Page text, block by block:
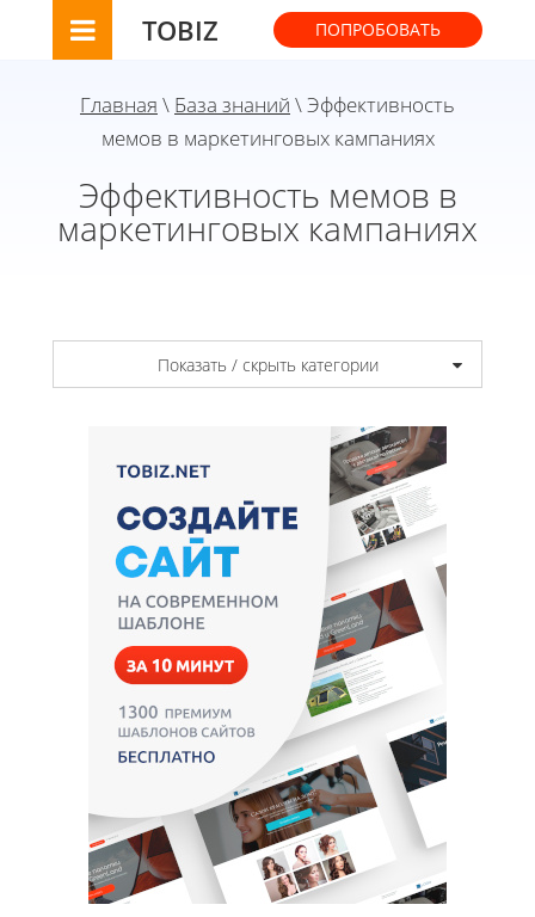
TOBIZ ПОПРОБОВАТЬ
Главная \ База знаний \ Эффективность
мемов в маркетинговых кампаниях
Эффективность мемов в
маркетинговых кампаниях
Показать / скрыть категории